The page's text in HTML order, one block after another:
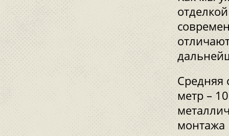
Средняя
метр –
монтажа